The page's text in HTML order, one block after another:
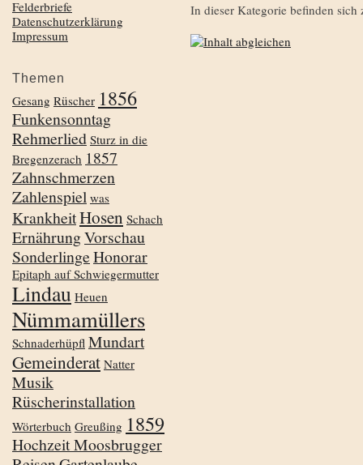
In dieser Kategorie befinden sich
Felderbriefe
Datenschutzerklärung
Impressum
Themen
Gesang Rüscher 1856
Funkensonntag
Rehmerlied Sturz in die
Bregenzerach 1857
Zahnschmerzen
Zahlenspiel was
KrankheitHosen Schach
ErnährungVorschau
SonderlingeHonorar
Epitaph auf Schwiegermutter
Lindau Heuen
Nümmamüllers
Schnaderhüpfl Mundart
Gemeinderat Natter
Musik
Rüscherinstallation
Wörterbuch Greußing 1859
Hochzeit Moosbrugger